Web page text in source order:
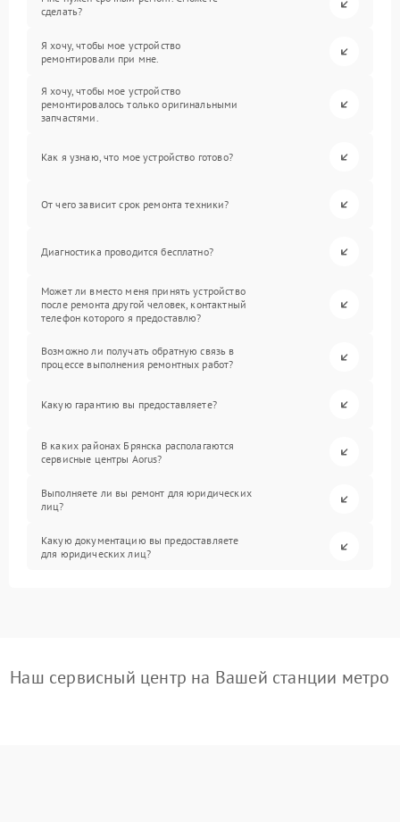
сделать?
Я хочу, чтобы мое устройство
ремонтировали при мне.
Я хочу, чтобы мое устройство
ремонтировалось только оригинальными
запчастями.
Как я узнаю, что мое устройство готово?
От чего зависит срок ремонта техники?
Диагностика проводится бесплатно?
Может ли вместо меня принять устройство
после ремонта другой человек, контактный
телефон которого я предоставлю?
Возможно ли получать обратную связь в
процессе выполнения ремонтных работ?
Какую гарантию вы предоставляете?
В каких районах Брянска располагаются
сервисные центры Aorus?
Выполняете ли вы ремонт для юридических
лиц?
Какую документацию вы предоставляете
для юридических лиц?
Наш сервисный центр на Вашей станции метро